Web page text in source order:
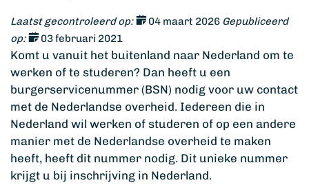
Laatst gecontroleerd op: 04 maart 2026 Gepubliceerd
op:
03 februari 2021
Komt u vanuit het buitenland naar Nederland om te
werken of te studeren? Dan heeft u een
burgerservicenummer (BSN) nodig voor uw contact
met de Nederlandse overheid. Iedereen die in
Nederland wil werken of studeren of op een andere
manier met de Nederlandse overheid te maken
heeft, heeft dit nummer nodig. Dit unieke nummer
krijgt u bij inschrijving in Nederland.